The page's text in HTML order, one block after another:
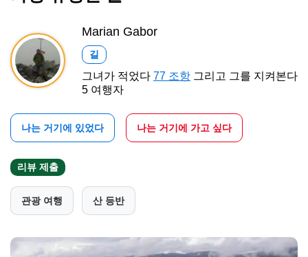
Marian Gabor
길
그녀가 적었다 77 조항 그리고 그를 지켜본다
5 여행자
나는 거기에 있었다 나는 거기에 가고 싶다
리뷰 제출
관광 여행 산 등반